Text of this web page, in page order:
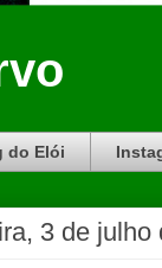
do Elói
3 de julho